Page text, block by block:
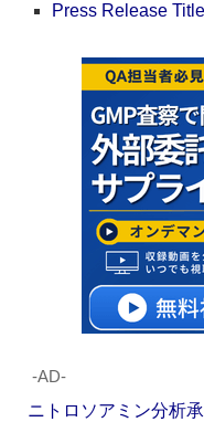
Press Release
‐AD‐
ニトロソアミン分析